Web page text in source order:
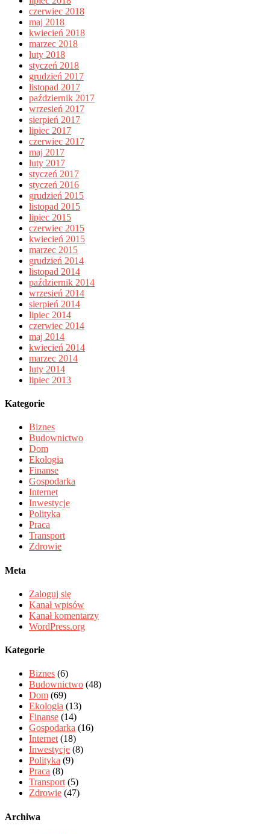
czerwiec 2018
maj 2018
kwiecień 2018
marzec 2018
luty 2018
styczeń 2018
grudzień 2017
listopad 2017
październik 2017
wrzesień 2017
sierpień 2017
lipiec 2017
czerwiec 2017
maj 2017
luty 2017
styczeń 2017
styczeń 2016
grudzień 2015
listopad 2015
lipiec 2015
czerwiec 2015
kwiecień 2015
marzec 2015
grudzień 2014
listopad 2014
październik 2014
wrzesień 2014
sierpień 2014
lipiec 2014
czerwiec 2014
maj 2014
kwiecień 2014
marzec 2014
luty 2014
lipiec 2013
Kategorie
Biznes
Budownictwo
Dom
Ekologia
Finanse
Gospodarka
Internet
Inwestycje
Polityka
Praca
Transport
Zdrowie
Meta
Zaloguj się
Kanał wpisów
Kanał komentarzy
WordPress.org
Kategorie
Biznes (6)
Budownictwo (48)
Dom (69)
Ekologia (13)
Finanse (14)
Gospodarka (16)
Internet (18)
Inwestycje (8)
Polityka (9)
Praca (8)
Transport (5)
Zdrowie (47)
Archiwa